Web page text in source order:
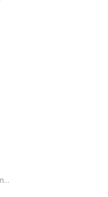
Tricou dama, 304281976, Bumbac, Negru, Negru